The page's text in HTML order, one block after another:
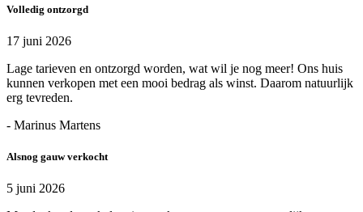
Volledig ontzorgd
17 juni 2026
Lage tarieven en ontzorgd worden, wat wil je nog meer! Ons huis
kunnen verkopen met een mooi bedrag als winst. Daarom natuurlijk
erg tevreden.
- Marinus Martens
Alsnog gauw verkocht
5 juni 2026